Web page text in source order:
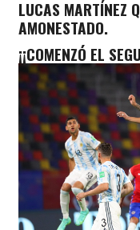
LUCAS MARTÍNEZ
AMONESTADO.
¡¡COMENZÓ EL